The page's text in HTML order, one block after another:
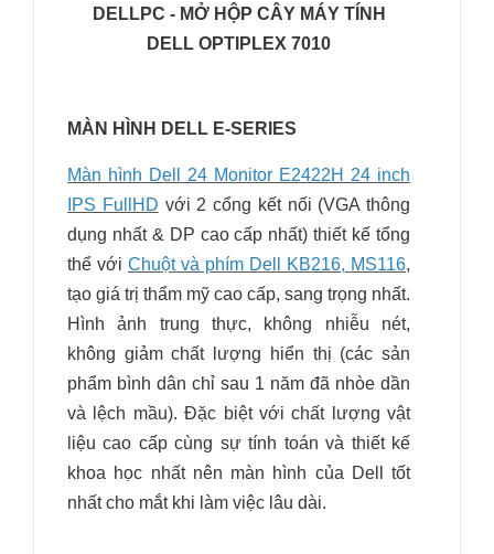
DELLPC - MỞ HỘP CÂY MÁY TÍNH
DELL OPTIPLEX 7010
MÀN HÌNH DELL E-SERIES
Màn hình Dell 24 Monitor E2422H 24 inch
IPS FullHD với 2 cổng kết nối (VGA thông
dụng nhất & DP cao cấp nhất) thiết kế tổng
thể với Chuột và phím Dell KB216, MS116,
tạo giá trị thẩm mỹ cao cấp, sang trọng nhất.
Hình ảnh trung thực, không nhiễu nét,
không giảm chất lượng hiển thị (các sản
phẩm bình dân chỉ sau 1 năm đã nhòe dần
và lệch mầu). Đặc biệt với chất lượng vật
liệu cao cấp cùng sự tính toán và thiết kế
khoa học nhất nên màn hình của Dell tốt
nhất cho mắt khi làm việc lâu dài.